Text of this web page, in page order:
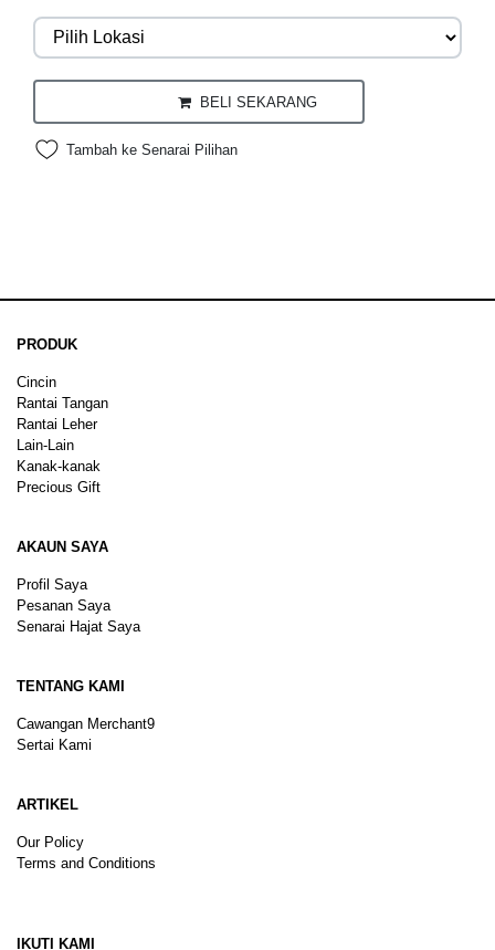
BELI SEKARANG
Tambah ke Senarai Pilihan
PRODUK
Cincin
Rantai Tangan
Rantai Leher
Lain-Lain
Kanak-kanak
Precious Gift
AKAUN SAYA
Profil Saya
Pesanan Saya
Senarai Hajat Saya
TENTANG KAMI
Cawangan Merchant9
Sertai Kami
ARTIKEL
Our Policy
Terms and Conditions
IKUTI KAMI